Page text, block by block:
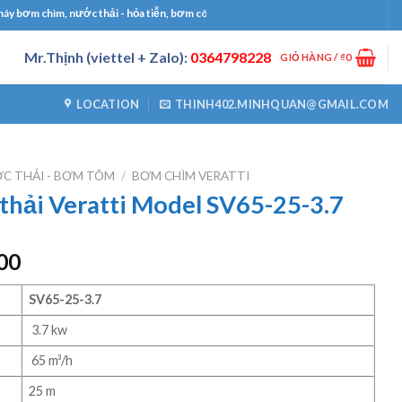
chìm, nước thải - hỏa tiễn, bơm công nghiệp, bơm định lượng, máy thổi khí, máy
Mr.Thịnh (viettel + Zalo): 0364798228 GIỎ HÀNG /₫0
LOCATION THINH402.MINHQUAN@GMAIL.COM
THẢI - BƠM TÕM / BƠM CHÌM VERATTI
Veratti Model SV65-25-3.7
Giá
hiện
tại
là:
₫7450000.
SV65-25-3.7
3.7 kw
65 m³/h
25 m